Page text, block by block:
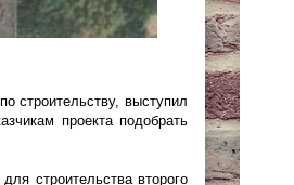
строительству, выступил
проекта подобрать
строительства второго